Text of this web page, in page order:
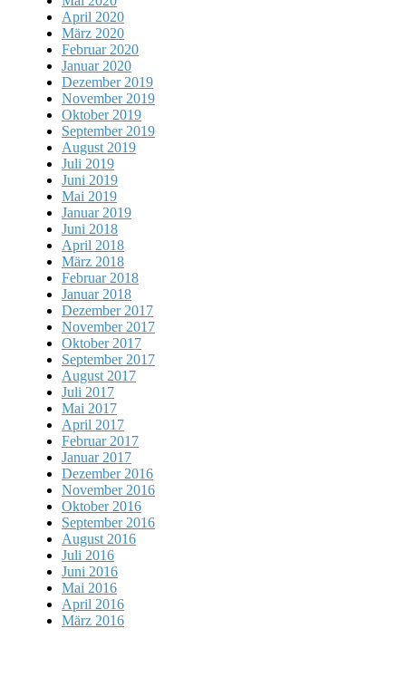
April 2020
März 2020
Februar 2020
Januar 2020
Dezember 2019
November 2019
Oktober 2019
September 2019
August 2019
Juli 2019
Juni 2019
Mai 2019
Januar 2019
Juni 2018
April 2018
März 2018
Februar 2018
Januar 2018
Dezember 2017
November 2017
Oktober 2017
September 2017
August 2017
Juli 2017
Mai 2017
April 2017
Februar 2017
Januar 2017
Dezember 2016
November 2016
Oktober 2016
September 2016
August 2016
Juli 2016
Juni 2016
Mai 2016
April 2016
März 2016